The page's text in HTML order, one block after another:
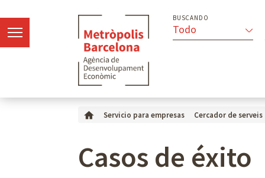
BUSCANDO
Todo
Servicio para empresas Cercador de serveis
Casos de éxito